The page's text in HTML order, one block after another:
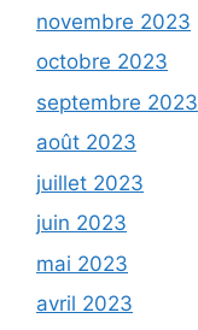
novembre 2023
octobre 2023
septembre 2023
août 2023
juillet 2023
juin 2023
mai 2023
avril 2023